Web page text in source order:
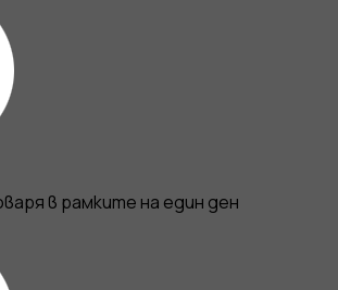
в рамките на един ден